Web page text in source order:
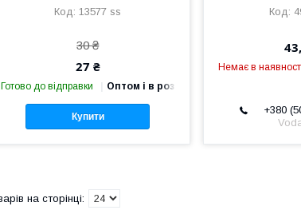
13577 ss
30 ₴
27 ₴
Готово до відправки Оптом і в роздріб
Купити
Немає в
+380